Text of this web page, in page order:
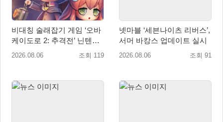
비대칭 술래잡기 게임 ‘오바
케이도로 2: 추격전’ 닌텐도
eShop 출시
2026.08.06 조회 119
넷마블 ‘세븐나이츠 리버스’,
서머 바캉스 업데이트 실시
2026.08.06 조회 91